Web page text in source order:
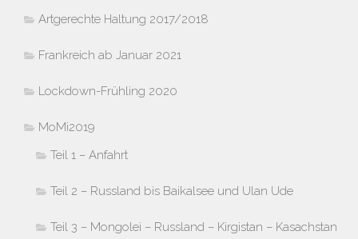
Artgerechte Haltung 2017/2018
Frankreich ab Januar 2021
Lockdown-Frühling 2020
MoMi2019
Teil 1 – Anfahrt
Teil 2 – Russland bis Baikalsee und Ulan Ude
Teil 3 – Mongolei – Russland – Kirgistan – Kasachstan